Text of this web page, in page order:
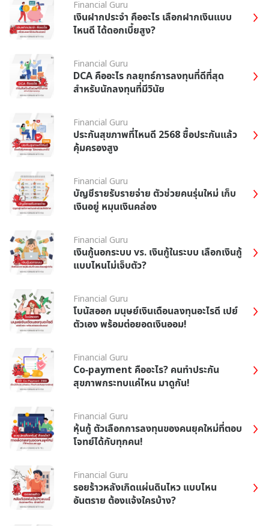
Financial Guru
เงินฝากประจำ คืออะไร เลือกฝากเงินแบบ
ไหนดี ได้ดอกเบี้ยสูง?
Financial Guru
DCA คืออะไร กลยุทธ์การลงทุนที่ดีที่สุด
สำหรับนักลงทุนที่มีวินัย
Financial Guru
ประกันสุขภาพที่ไหนดี 2568 ซื้อประกันแล้ว
คุ้มครองสูง
Financial Guru
บัญชีรายรับรายจ่าย ตัวช่วยคนรุ่นใหม่ เก็บ
เงินอยู่ หมุนเงินคล่อง
Financial Guru
เงินกู้นอกระบบ vs. เงินกู้ในระบบ เลือกเงินกู้
แบบไหนไม่เจ็บตัว?
Financial Guru
โบนัสออก มนุษย์เงินเดือนลงทุนอะไรดี เปย์
ตัวเอง พร้อมต่อยอดเงินออม!
Financial Guru
Co-payment คืออะไร? คนทำประกัน
สุขภาพกระทบแค่ไหน มาดูกัน!
Financial Guru
หุ้นกู้ ตัวเลือกการลงทุนของคนยุคใหม่ที่ตอบ
โจทย์ได้กับทุกคน!
Financial Guru
รอยร้าวหลังเกิดแผ่นดินไหว แบบไหน
อันตราย ต้องแจ้งใครบ้าง?